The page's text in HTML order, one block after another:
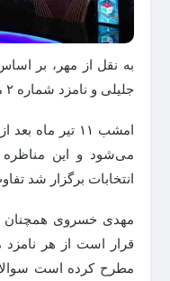
جلیلی و نامزد شماره ۲ مسعود پزشکیان بود.
می‌شود و این مناظره
انتخابات برگزار شد
مهدی خسروی همچنان
قرار است از هر
مطرح کرده است